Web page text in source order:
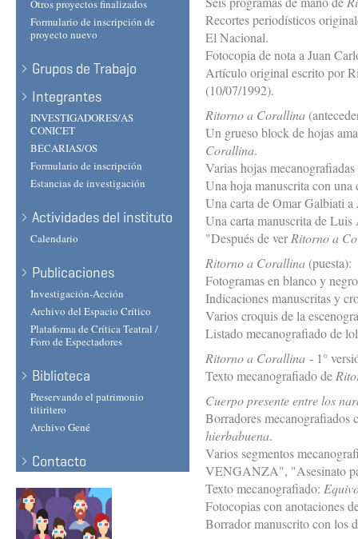
Otros proyectos finalizados
Formulario de inscripción de
proyecto nuevo
Grupos de Trabajo
Integrantes
INVESTIGADORES/AS
CONICET
BECARIAS/OS
Formulario de inscripción
Estancias de investigación
Actividades del instituto
Calendario
Publicaciones
Investigación-Acción
Archivo del Espacio Crítico
Plataforma de Crítica Teatral /
Foro de Espectadores
Biblioteca
Preservando el patrimonio
titiritero
Archivo Gené
Contacto
Recortes periodísticos
El Nacional.
Fotocopia de nota a Juan
Artículo original escrito por
(10/07/1992).
Ritorno a Corallina
Un grueso block de hojas
Corallina.
Varias hojas
Una hoja manuscrita con
Una carta de Omar Galbiati
Una carta manuscrita de
"Después de verRitorno a
Ritorno a Corallina (puesta):
Fotogramas en blanco y
Indicaciones manuscritas y
Varios croquis de la
Listado mecanografiado de
Ritorno a Corallina - 1°
Texto mecanografiado de
Cuerpo presente entre los
Borradores mecanografiados
hierbabuena.
Varios segmentos
VENGANZA", "Asesinato
Texto mecanografiado:
Fotocopias con anotaciones
Borrador manuscrito con los